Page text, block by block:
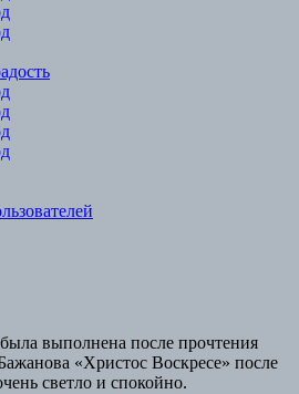
выполнена после прочтения
«Христос Воскресе» после
светло и спокойно.